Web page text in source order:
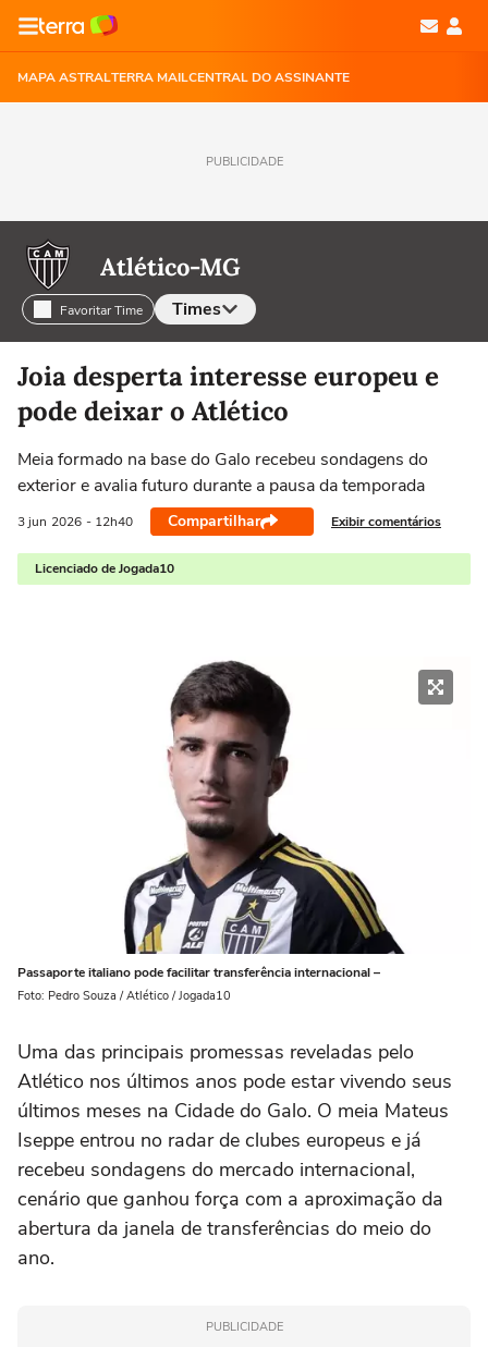
MAPA ASTRALTERRA MAILCENTRAL DO ASSINANTE
PUBLICIDADE
Atlético-MG
Favoritar Time Times
Selecione o time para ver as notícias
Joia desperta interesse europeu e
pode deixar o Atlético
Meia formado na base do Galo recebeu sondagens do
exterior e avalia futuro durante a pausa da temporada
3 jun 2026 - 12h40 Compartilhar Exibir comentários
Licenciado de Jogada10
Passaporte italiano pode facilitar transferência internacional –
Foto: Pedro Souza / Atlético / Jogada10
Uma das principais promessas reveladas pelo
Atlético nos últimos anos pode estar vivendo seus
últimos meses na Cidade do Galo. O meia Mateus
Iseppe entrou no radar de clubes europeus e já
recebeu sondagens do mercado internacional,
cenário que ganhou força com a aproximação da
abertura da janela de transferências do meio do
ano.
PUBLICIDADE